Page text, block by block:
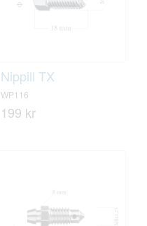
Nippill TX
WP116
199 kr